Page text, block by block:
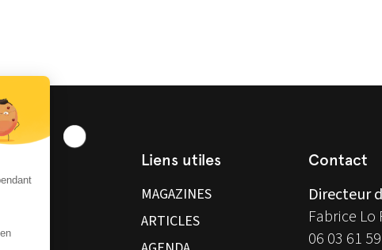
Liens utiles
MAGAZINES
ARTICLES
Contact
Directeur
Fabrice Lo
06 03 61